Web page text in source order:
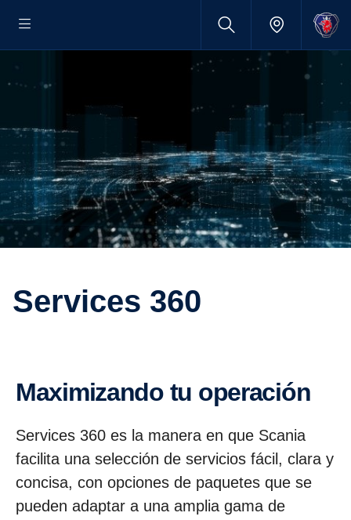
Services 360
Maximi­zando tu opera­ción
Services 360 es la manera en que Scania
facilita una selección de servicios fácil, clara y
concisa, con opciones de paquetes que se
pueden adaptar a una amplia gama de